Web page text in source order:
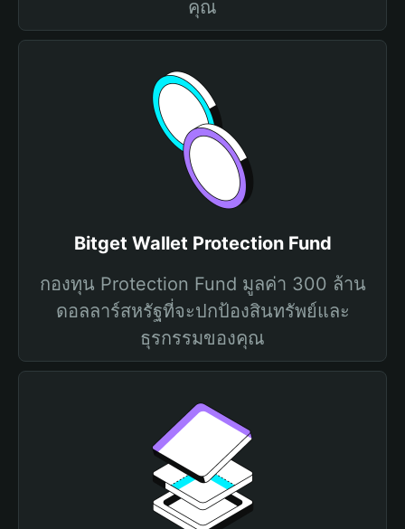
คุณ
Bitget Wallet Protection Fund
กองทุน Protection Fund มูลค่า 300 ล้าน
ดอลลาร์สหรัฐที่จะปกป้องสินทรัพย์และ
ธุรกรรมของคุณ